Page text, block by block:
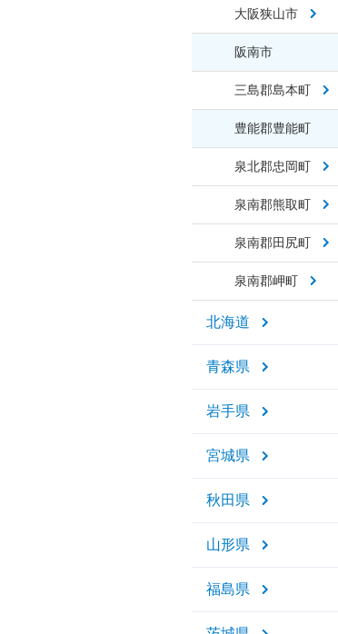
大阪狭山市
阪南市
三島郡島本町
豊能郡豊能町
泉北郡忠岡町
泉南郡熊取町
泉南郡田尻町
泉南郡岬町
北海道
青森県
岩手県
宮城県
秋田県
山形県
福島県